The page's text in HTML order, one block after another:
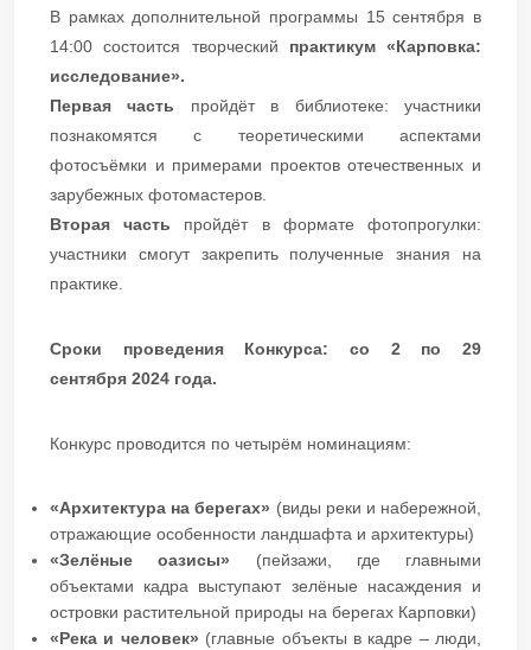
В рамках дополнительной программы 15 сентября в
14:00 состоится творческий практикум «Карповка:
исследование».
Первая часть пройдёт в библиотеке: участники
познакомятся с теоретическими аспектами
фотосъёмки и примерами проектов отечественных и
зарубежных фотомастеров.
Вторая часть пройдёт в формате фотопрогулки:
участники смогут закрепить полученные знания на
практике.
Сроки проведения Конкурса: со 2 по 29
сентября 2024 года.
Конкурс проводится по четырём номинациям:
«Архитектура на берегах» (виды реки и набережной,
отражающие особенности ландшафта и архитектуры)
«Зелёные оазисы» (пейзажи, где главными
объектами кадра выступают зелёные насаждения и
островки растительной природы на берегах Карповки)
«Река и человек» (главные объекты в кадре – люди,